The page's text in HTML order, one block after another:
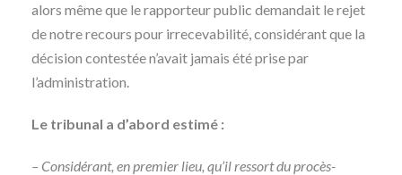
alors même que le rapporteur public demandait le rejet
de notre recours pour irrecevabilité, considérant que la
décision contestée n’avait jamais été prise par
l’administration.
Le tribunal a d’abord estimé :
– Considérant, en premier lieu, qu’il ressort du procès-